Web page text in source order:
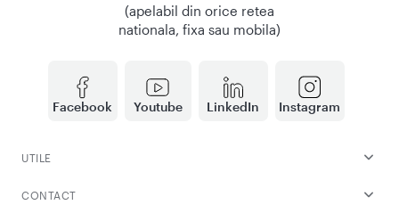
Facebook Youtube LinkedIn Instagram
(apelabil din orice retea
nationala, fixa sau mobila)
UTILE
CONTACT